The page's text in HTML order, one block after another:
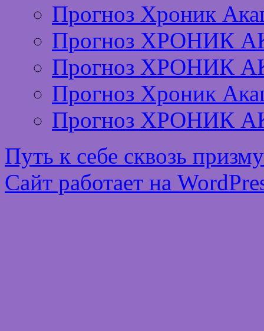
Прогноз Хроник
Прогноз ХРОНИК
Прогноз ХРОНИК
Прогноз Хроник
Прогноз ХРОНИК
Путь к себе сквозь
Сайт работает на